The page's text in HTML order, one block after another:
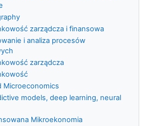
zarządcza i finansowa
i analiza procesów
zarządcza
Microeconomics
models, deep learning, neural
Mikroekonomia